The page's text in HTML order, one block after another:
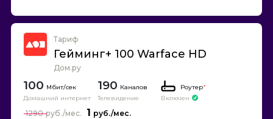
Тариф
Гейминг+ 100 Warface HD
Дом.ру
100
Домашний интернет
190 Каналов
Телевидение
Роутер*
Включен
1
1290